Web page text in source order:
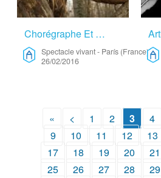
Chorégraphe Et Chamane – Spectacle Vivant
Spectacle vivant- París (France)
26/02/2016
« < 1 2 3 4
9
10 11 12 13
17
18 19 20 21
25
26 27 28 29